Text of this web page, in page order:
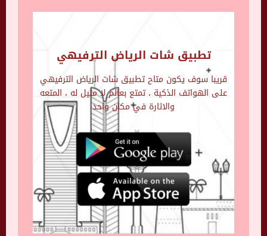
تطبيق شات الرياض الترفيهي
قريبا سوف يكون متاح تطبيق شات الرياض الترفيهي
على الهواتف الذكية ، تمتع بعالم لا مثيل له ، المتعه
والاثارة في مكان واحد